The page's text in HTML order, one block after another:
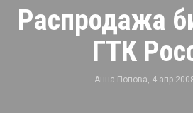
Распродажа
ГТК
Анна Попова , 4 апр